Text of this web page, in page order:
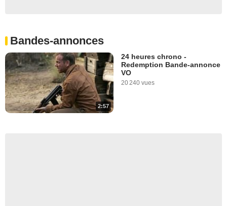
Bandes-annonces
2:57
24 heures chrono -
Redemption Bande-annonce
VO
20 240 vues